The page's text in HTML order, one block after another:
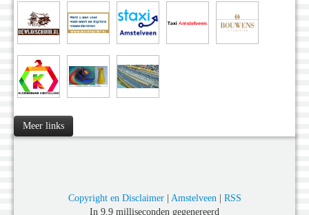
Meer links
Copyright en Disclaimer| Amstelveen| RSS
In 9,9 milliseconden gegenereerd